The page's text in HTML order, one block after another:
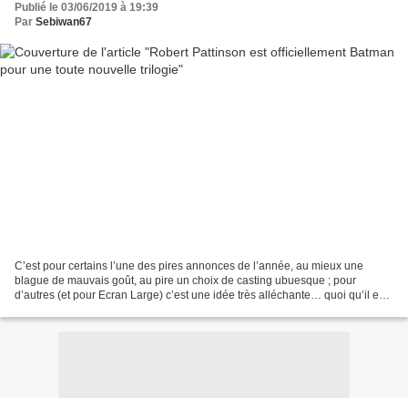
Publié le 03/06/2019 à 19:39
Par Sebiwan67
C’est pour certains l’une des pires annonces de l’année, au mieux une
blague de mauvais goût, au pire un choix de casting ubuesque ; pour
d’autres (et pour Ecran Large) c’est une idée très alléchante… quoi qu’il en